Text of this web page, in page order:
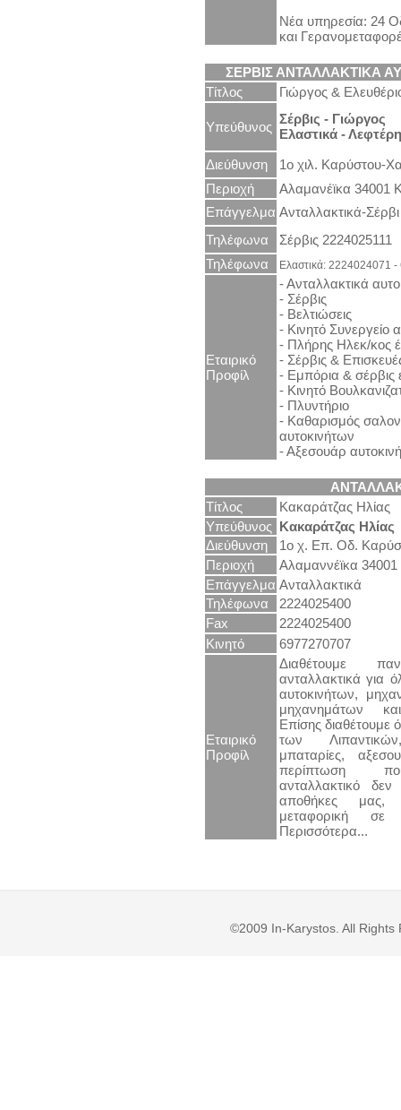
Νέα υπηρεσία: 24
και
ΣΕΡΒΙΣ ΑΝΤΑΛΛΑΚΤΙΚΑ
Τίτλος
Γιώργος &
Υπεύθυνος
Σέρβις - Γιώργος
Ελαστικά -
Διεύθυνση
1ο χιλ. Καρύστου-
Περιοχή
Αλαμανέϊκα 34001
Επάγγελμα Ανταλλακτικά-
Τηλέφωνα
Σέρβις 2224025111
Τηλέφωνα
Ελαστικά: 2224024071
Εταιρικό
Προφίλ
- Ανταλλακτικά
- Σέρβις
- Βελτιώσεις
- Κινητό Συνεργείο
- Πλήρης Ηλεκ/κος
- Σέρβις &
- Εμπόρια & σέρβις
- Κινητό
- Πλυντήριο
- Καθαρισμός
αυτοκινήτων
- Αξεσουάρ
Τίτλος
Κακαράτζας Ηλίας
Υπεύθυνος Κακαράτζας Ηλίας
Διεύθυνση
1ο χ. Επ. Οδ.
Περιοχή
Αλαμαννέϊκα
Επάγγελμα Ανταλλακτικά
Τηλέφωνα
2224025400
Fax
2224025400
Κινητό
6977270707
Εταιρικό
Προφίλ
Διαθέτουμε
ανταλλακτικά για
αυτοκινήτων,
μηχανημάτων
Επίσης διαθέτουμε
των
μπαταρίες,
περίπτωση
ανταλλακτικό δεν
αποθήκες μας,
μεταφορική
Περισσότερα...
©2009 In-Karystos. All